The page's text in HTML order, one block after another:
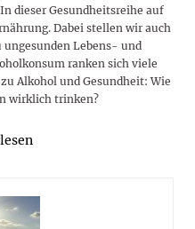
dieser Gesundheitsreihe auf
Dabei stellen wir auch
Lebens- und
ranken sich viele
Alkohol und Gesundheit: Wie
wirklich trinken?